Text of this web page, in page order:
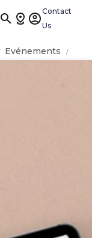

Contact
Us
Evénements